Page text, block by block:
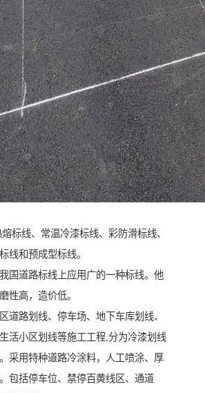
标线、常温冷漆标线、彩防滑标线、
线和预成型标线。
国道路标线上应用广的一种标线。他
性高，造价低。
道路划线、停车场、地下车库划线、
活小区划线等施工工程,分为冷漆划线
采用特种道路冷涂料，人工喷涂、厚
包括停车位、禁停百黄线区、通道